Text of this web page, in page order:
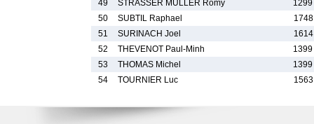
49
STRASSER MULLER Romy
1299
50
SUBTIL Raphael
51
SURINACH Joel
52
THEVENOT Paul-Minh
1399
53
THOMAS Michel
1399
54
TOURNIER Luc